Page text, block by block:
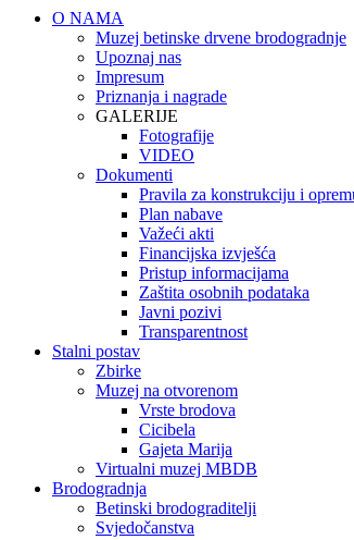
O NAMA
Muzej betinske drvene brodogradnje
Upoznaj nas
Impresum
Priznanja i nagrade
GALERIJE
Fotografije
VIDEO
Dokumenti
Pravila za konstrukciju i
Plan nabave
Važeći akti
Financijska izvješća
Pristup informacijama
Zaštita osobnih podataka
Javni pozivi
Transparentnost
Stalni postav
Zbirke
Muzej na otvorenom
Vrste brodova
Cicibela
Gajeta Marija
Virtualni muzej MBDB
Brodogradnja
Betinski brodograditelji
Svjedočanstva